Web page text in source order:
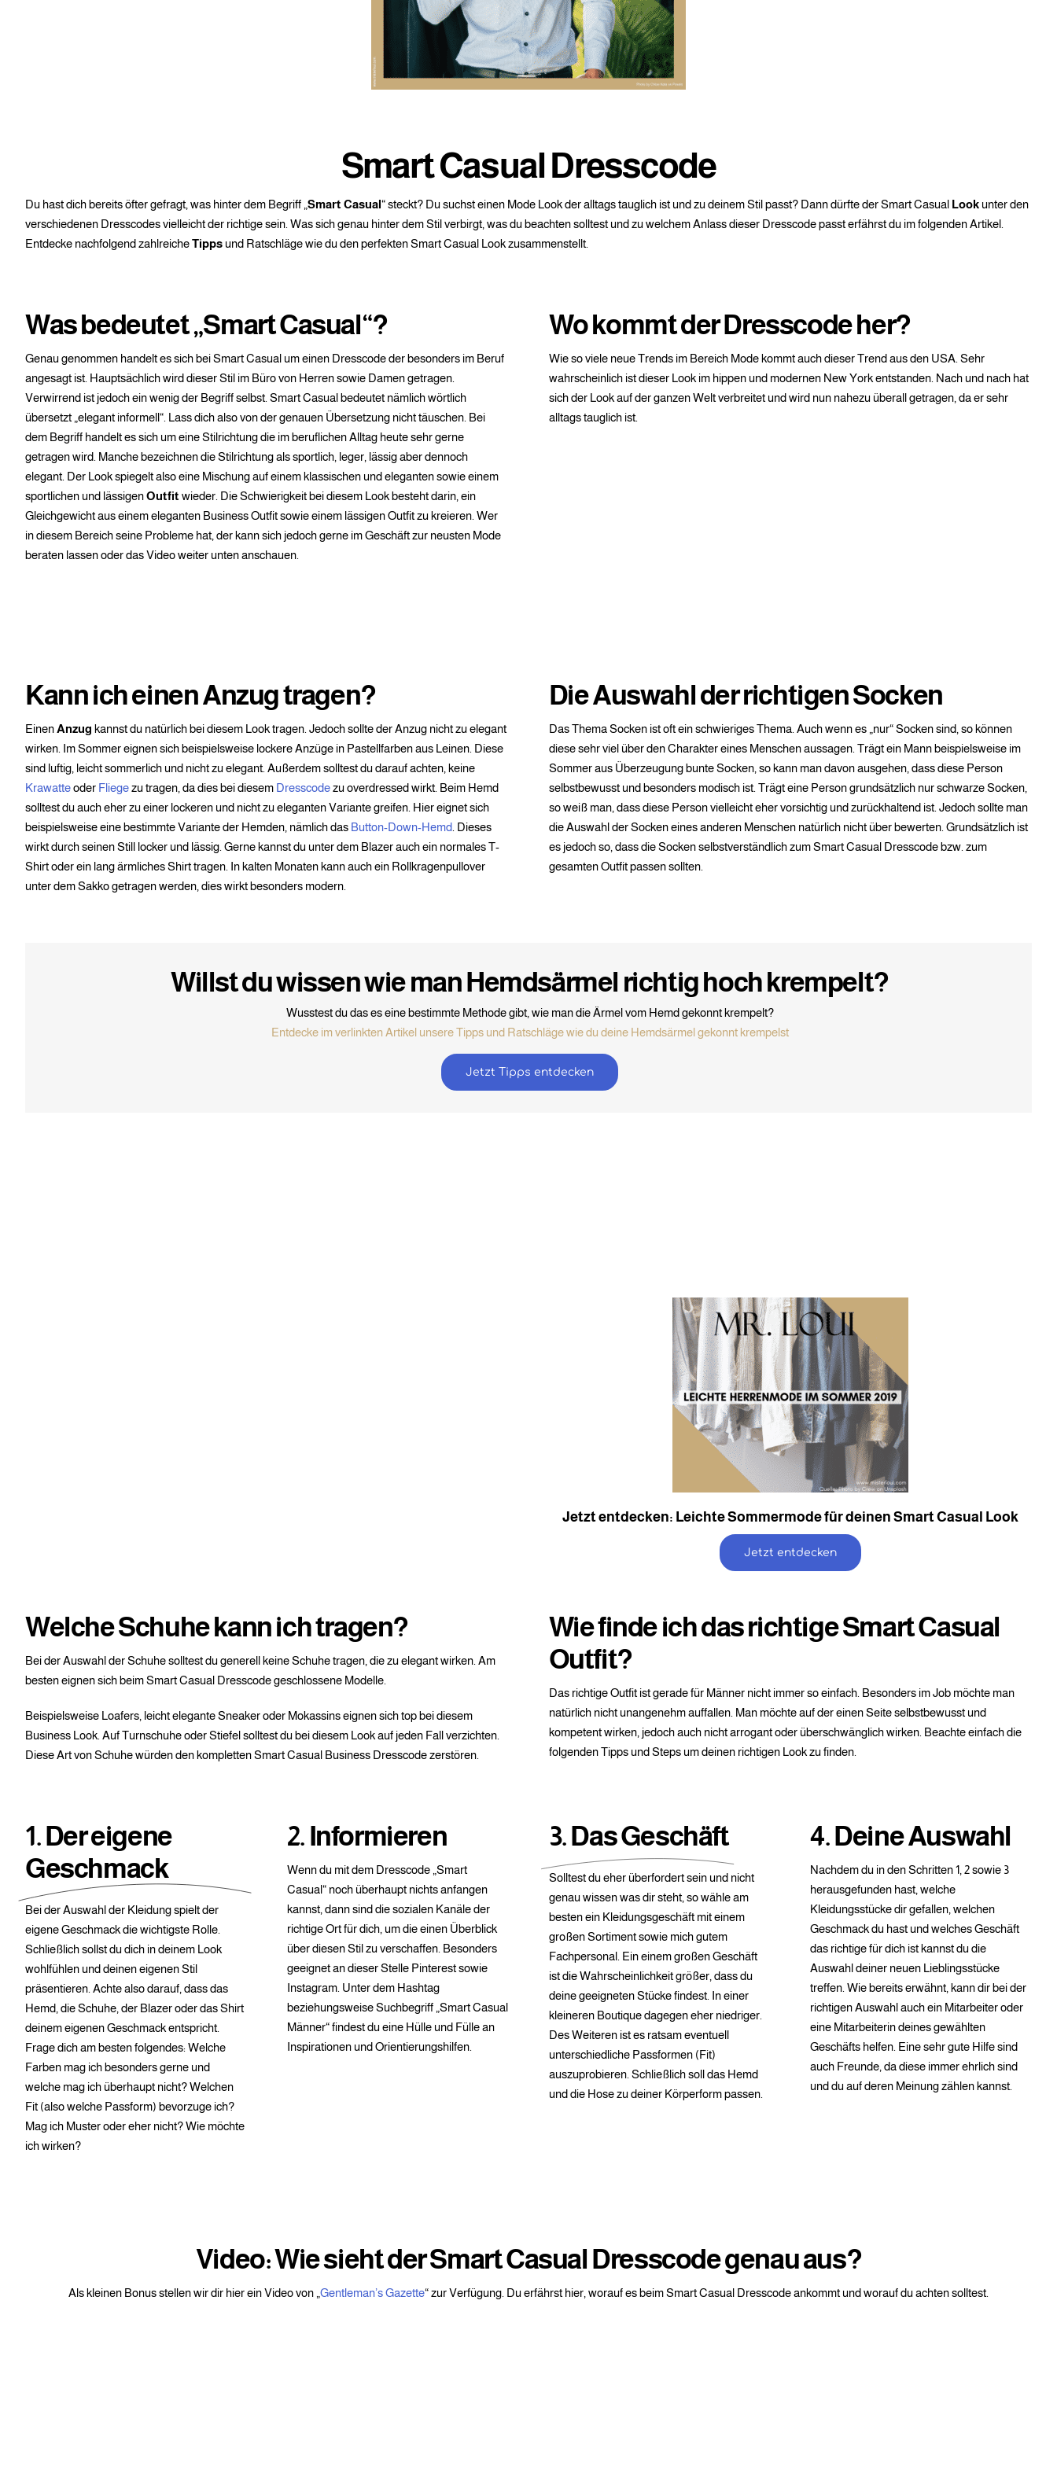
Smart Casual Dresscode
Du hast dich bereits öfter gefragt, was hinter dem Begriff „ Smart Casual“ steckt? Du suchst einen Mode Look der alltags tauglich ist und zu deinem Stil passt? Dann dürfte der Smart Casual Look unter den
verschiedenen Dresscodes vielleicht der richtige sein. Was sich genau hinter dem Stil verbirgt, was du beachten solltest und zu welchem Anlass dieser Dresscode passt erfährst du im folgenden Artikel.
Entdecke nachfolgend zahlreicheTipps und Ratschläge wie du den perfekten Smart Casual Look zusammenstellt.
Was bedeutet „Smart Casual“?
Genau genommen handelt es sich bei Smart Casual um einen Dresscode der besonders im Beruf
angesagt ist. Hauptsächlich wird dieser Stil im Büro von Herren sowie Damen getragen.
Verwirrend ist jedoch ein wenig der Begriff selbst. Smart Casual bedeutet nämlich wörtlich
übersetzt „elegant informell“. Lass dich also von der genauen Übersetzung nicht täuschen. Bei
dem Begriff handelt es sich um eine Stilrichtung die im beruflichen Alltag heute sehr gerne
getragen wird. Manche bezeichnen die Stilrichtung als sportlich, leger, lässig aber dennoch
elegant. Der Look spiegelt also eine Mischung auf einem klassischen und eleganten sowie einem
sportlichen und lässigenOutfit wieder. Die Schwierigkeit bei diesem Look besteht darin, ein
Gleichgewicht aus einem eleganten Business Outfit sowie einem lässigen Outfit zu kreieren. Wer
in diesem Bereich seine Probleme hat, der kann sich jedoch gerne im Geschäft zur neusten Mode
beraten lassen oder das Video weiter unten anschauen.
Wo kommt der Dresscode her?
Wie so viele neue Trends im Bereich Mode kommt auch dieser Trend aus den USA. Sehr
wahrscheinlich ist dieser Look im hippen und modernen New York entstanden. Nach und nach hat
sich der Look auf der ganzen Welt verbreitet und wird nun nahezu überall getragen, da er sehr
alltags tauglich ist.
Kann ich einen Anzug tragen?
EinenAnzug kannst du natürlich bei diesem Look tragen. Jedoch sollte der Anzug nicht zu elegant
wirken. Im Sommer eignen sich beispielsweise lockere Anzüge in Pastellfarben aus Leinen. Diese
sind luftig, leicht sommerlich und nicht zu elegant. Außerdem solltest du darauf achten, keine
Krawatteoder Fliegezu tragen, da dies bei diesem Dresscodezu overdressed wirkt. Beim Hemd
solltest du auch eher zu einer lockeren und nicht zu eleganten Variante greifen. Hier eignet sich
beispielsweise eine bestimmte Variante der Hemden, nämlich das Button-Down-Hemd. Dieses
wirkt durch seinen Still locker und lässig. Gerne kannst du unter dem Blazer auch ein normales T-
Shirt oder ein lang ärmliches Shirt tragen. In kalten Monaten kann auch ein Rollkragenpullover
unter dem Sakko getragen werden, dies wirkt besonders modern.
Die Auswahl der richtigen Socken
Das Thema Socken ist oft ein schwieriges Thema. Auch wenn es „nur“ Socken sind, so können
diese sehr viel über den Charakter eines Menschen aussagen. Trägt ein Mann beispielsweise im
Sommer aus Überzeugung bunte Socken, so kann man davon ausgehen, dass diese Person
selbstbewusst und besonders modisch ist. Trägt eine Person grundsätzlich nur schwarze Socken,
so weiß man, dass diese Person vielleicht eher vorsichtig und zurückhaltend ist. Jedoch sollte man
die Auswahl der Socken eines anderen Menschen natürlich nicht über bewerten. Grundsätzlich ist
es jedoch so, dass die Socken selbstverständlich zum Smart Casual Dresscode bzw. zum
gesamten Outfit passen sollten.
Willst du wissen wie man Hemdsärmel richtig hoch krempelt?
Wusstest du das es eine bestimmte Methode gibt, wie man die Ärmel vom Hemd gekonnt krempelt?
Entdecke im verlinkten Artikel unsere Tipps und Ratschläge wie du deine Hemdsärmel gekonnt krempelst
Jetzt Tipps entdecken
Jetzt entdecken: Leichte Sommermode für deinen Smart Casual Look
Jetzt entdecken
Welche Schuhe kann ich tragen?
Bei der Auswahl der Schuhe solltest du generell keine Schuhe tragen, die zu elegant wirken. Am
besten eignen sich beim Smart Casual Dresscode geschlossene Modelle.
Beispielsweise Loafers, leicht elegante Sneaker oder Mokassins eignen sich top bei diesem
Business Look. Auf Turnschuhe oder Stiefel solltest du bei diesem Look auf jeden Fall verzichten.
Diese Art von Schuhe würden den kompletten Smart Casual Business Dresscode zerstören.
Wie finde ich das richtige Smart Casual
Outfit?
Das richtige Outfit ist gerade für Männer nicht immer so einfach. Besonders im Job möchte man
natürlich nicht unangenehm auffallen. Man möchte auf der einen Seite selbstbewusst und
kompetent wirken, jedoch auch nicht arrogant oder überschwänglich wirken. Beachte einfach die
folgenden Tipps und Steps um deinen richtigen Look zu finden.
1. Der eigene
Geschmack
Bei der Auswahl der Kleidung spielt der
eigene Geschmack die wichtigste Rolle.
Schließlich sollst du dich in deinem Look
wohlfühlen und deinen eigenen Stil
präsentieren. Achte also darauf, dass das
Hemd, die Schuhe, der Blazer oder das Shirt
deinem eigenen Geschmack entspricht.
Frage dich am besten folgendes: Welche
Farben mag ich besonders gerne und
welche mag ich überhaupt nicht? Welchen
Fit (also welche Passform) bevorzuge ich?
Mag ich Muster oder eher nicht? Wie möchte
ich wirken?
2. Informieren
Wenn du mit dem Dresscode „Smart
Casual“ noch überhaupt nichts anfangen
kannst, dann sind die sozialen Kanäle der
richtige Ort für dich, um die einen Überblick
über diesen Stil zu verschaffen. Besonders
geeignet an dieser Stelle Pinterest sowie
Instagram. Unter dem Hashtag
beziehungsweise Suchbegriff „Smart Casual
Männer“ findest du eine Hülle und Fülle an
Inspirationen und Orientierungshilfen.
3. Das Geschäft
Solltest du eher überfordert sein und nicht
genau wissen was dir steht, so wähle am
besten ein Kleidungsgeschäft mit einem
großen Sortiment sowie mich gutem
Fachpersonal. Ein einem großen Geschäft
ist die Wahrscheinlichkeit größer, dass du
deine geeigneten Stücke findest. In einer
kleineren Boutique dagegen eher niedriger.
Des Weiteren ist es ratsam eventuell
unterschiedliche Passformen (Fit)
auszuprobieren. Schließlich soll das Hemd
und die Hose zu deiner Körperform passen.
4. Deine Auswahl
Nachdem du in den Schritten 1, 2 sowie 3
herausgefunden hast, welche
Kleidungsstücke dir gefallen, welchen
Geschmack du hast und welches Geschäft
das richtige für dich ist kannst du die
Auswahl deiner neuen Lieblingsstücke
treffen. Wie bereits erwähnt, kann dir bei der
richtigen Auswahl auch ein Mitarbeiter oder
eine Mitarbeiterin deines gewählten
Geschäfts helfen. Eine sehr gute Hilfe sind
auch Freunde, da diese immer ehrlich sind
und du auf deren Meinung zählen kannst.
Video: Wie sieht der Smart Casual Dresscode genau aus?
Als kleinen Bonus stellen wir dir hier ein Video von „ Gentleman’s Gazette“ zur Verfügung. Du erfährst hier, worauf es beim Smart Casual Dresscode ankommt und worauf du achten solltest.